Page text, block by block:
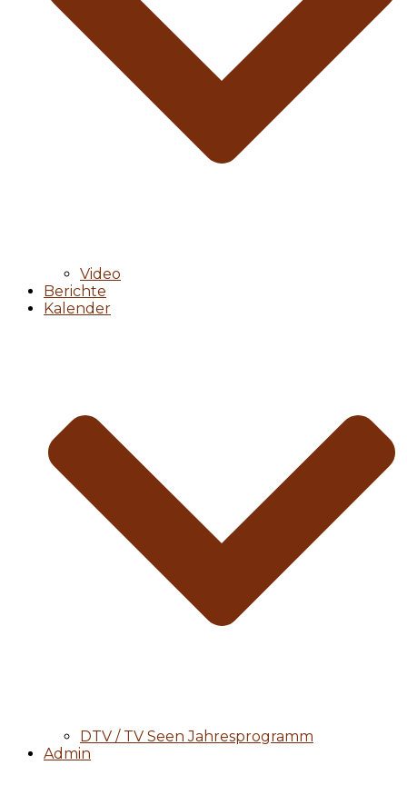
Video
Berichte
Kalender
DTV / TV Seen Jahresprogramm
Admin